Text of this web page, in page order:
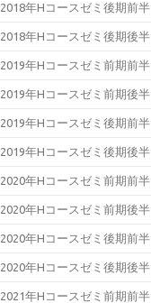
2018年Hコースゼミ後期前半
2018年Hコースゼミ後期後半
2019年Hコースゼミ前期前半
2019年Hコースゼミ前期後半
2019年Hコースゼミ後期前半
2019年Hコースゼミ後期後半
2020年Hコースゼミ前期前半
2020年Hコースゼミ前期後半
2020年Hコースゼミ後期前半
2020年Hコースゼミ後期後半
2021年Hコースゼミ前期前半